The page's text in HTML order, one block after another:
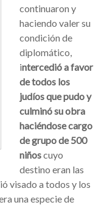
continuaron y
haciendo valer su
condición de
diplomático,
intercedió a favor
de todos los
judíos que pudo y
culminó su obra
haciéndose cargo
de grupo de 500
niñoscuyo
destino eran las
visado a todos y los
una especie de